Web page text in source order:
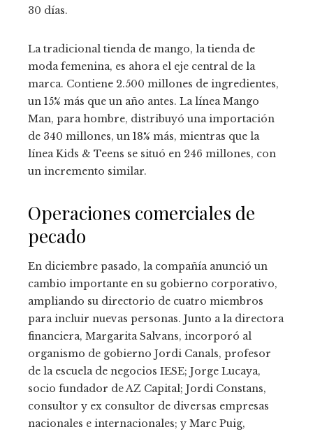
30 días.
La tradicional tienda de mango, la tienda de
moda femenina, es ahora el eje central de la
marca. Contiene 2.500 millones de ingredientes,
un 15% más que un año antes. La línea Mango
Man, para hombre, distribuyó una importación
de 340 millones, un 18% más, mientras que la
línea Kids & Teens se situó en 246 millones, con
un incremento similar.
Operaciones comerciales de
pecado
En diciembre pasado, la compañía anunció un
cambio importante en su gobierno corporativo,
ampliando su directorio de cuatro miembros
para incluir nuevas personas. Junto a la directora
financiera, Margarita Salvans, incorporó al
organismo de gobierno Jordi Canals, profesor
de la escuela de negocios IESE; Jorge Lucaya,
socio fundador de AZ Capital; Jordi Constans,
consultor y ex consultor de diversas empresas
nacionales e internacionales; y Marc Puig,